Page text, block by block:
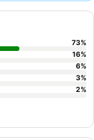
73%
16%
6%
3%
2%